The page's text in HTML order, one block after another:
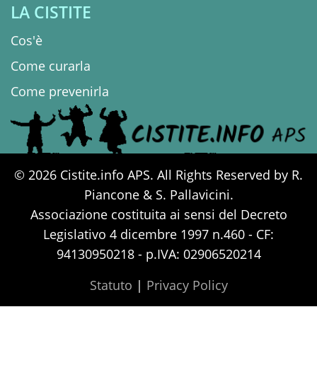
LA CISTITE
Cos'è
Come curarla
Come prevenirla
© 2026 Cistite.info APS. All Rights Reserved by R.
Piancone & S. Pallavicini.
Associazione costituita ai sensi del Decreto
Legislativo 4 dicembre 1997 n.460 - CF:
94130950218 - p.IVA: 02906520214
Statuto | Privacy Policy